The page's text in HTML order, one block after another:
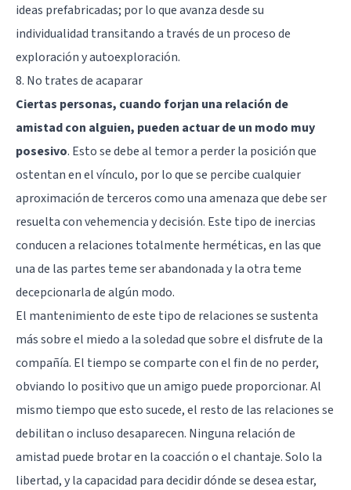
ideas prefabricadas; por lo que avanza desde su
individualidad transitando a través de un proceso de
exploración y autoexploración.
8. No trates de acaparar
Ciertas personas, cuando forjan una relación de
amistad con alguien, pueden actuar de un modo muy
posesivo. Esto se debe al temor a perder la posición que
ostentan en el vínculo, por lo que se percibe cualquier
aproximación de terceros como una amenaza que debe ser
resuelta con vehemencia y decisión. Este tipo de inercias
conducen a relaciones totalmente herméticas, en las que
una de las partes teme ser abandonada y la otra teme
decepcionarla de algún modo.
El mantenimiento de este tipo de relaciones se sustenta
más sobre el miedo a la soledad que sobre el disfrute de la
compañía. El tiempo se comparte con el fin de no perder,
obviando lo positivo que un amigo puede proporcionar. Al
mismo tiempo que esto sucede, el resto de las relaciones se
debilitan o incluso desaparecen. Ninguna relación de
amistad puede brotar en la coacción o el chantaje. Solo la
libertad, y la capacidad para decidir dónde se desea estar,